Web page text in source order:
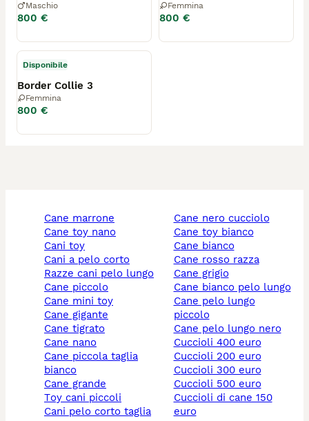
Maschio
800 €
Femmina
800 €
Disponibile
Border Collie 3
Femmina
800 €
cane marrone
cane toy nano
cani toy
cani a pelo corto
razze cani pelo lungo
cane piccolo
cane mini toy
cane gigante
cane tigrato
cane nano
cane piccola taglia
bianco
cane grande
toy cani piccoli
cani pelo corto taglia
cane nero cucciolo
cane toy bianco
cane bianco
cane rosso razza
cane grigio
cane bianco pelo lungo
cane pelo lungo
piccolo
cane pelo lungo nero
cuccioli 400 euro
cuccioli 200 euro
cuccioli 300 euro
cuccioli 500 euro
cuccioli di cane 150
euro